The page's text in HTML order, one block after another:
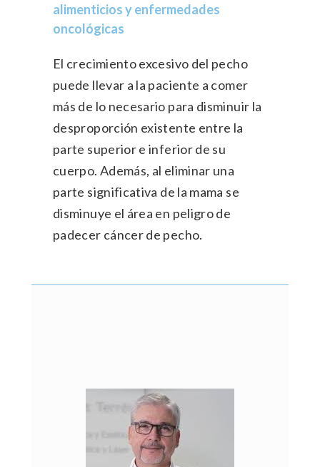
alimenticios y enfermedades
oncológicas
El crecimiento excesivo del pecho
puede llevar a la paciente a comer
más de lo necesario para disminuir la
desproporción existente entre la
parte superior e inferior de su
cuerpo. Además, al eliminar una
parte significativa de la mama se
disminuye el área en peligro de
padecer cáncer de pecho.